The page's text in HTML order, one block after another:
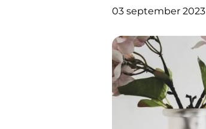
03 september 2023